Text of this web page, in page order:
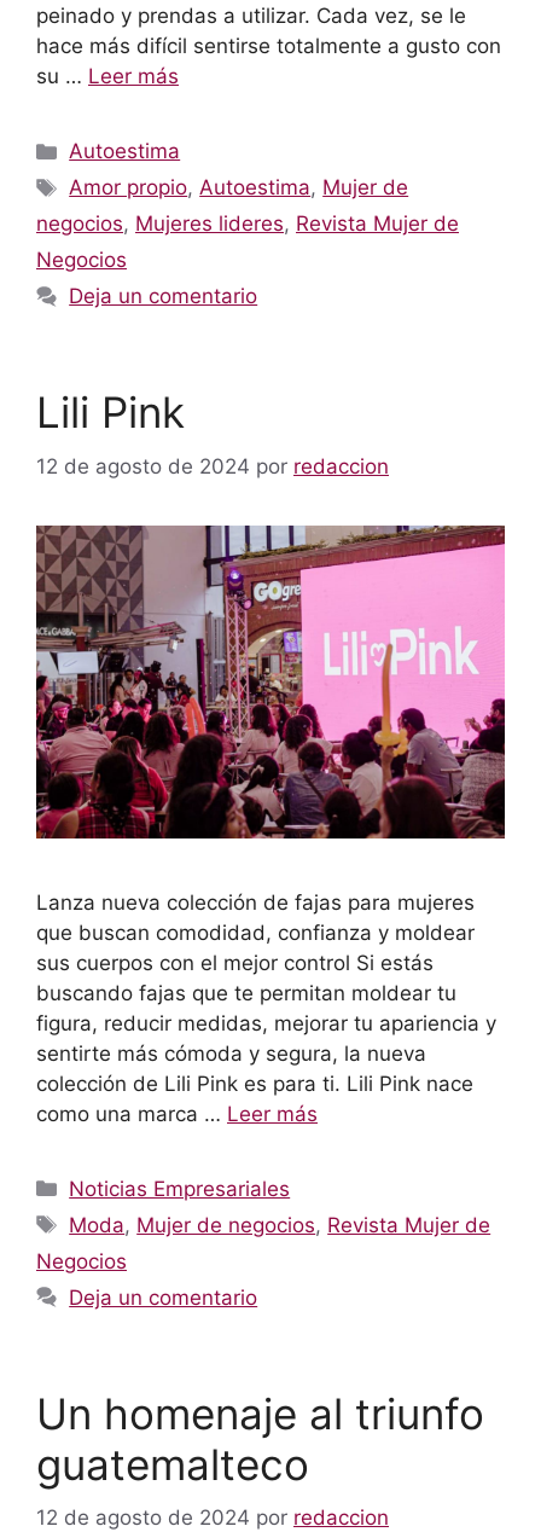
peinado y prendas a utilizar. Cada vez, se le
hace más difícil sentirse totalmente a gusto con
su … Leer más
Categorías
Autoestima
Etiquetas
Amor propio,Autoestima, Mujer de
negocios, Mujeres lideres, Revista Mujer de
Negocios
Deja un comentario
Lili Pink
12 de agosto de 2024 por redaccion
Lanza nueva colección de fajas para mujeres
que buscan comodidad, confianza y moldear
sus cuerpos con el mejor control Si estás
buscando fajas que te permitan moldear tu
figura, reducir medidas, mejorar tu apariencia y
sentirte más cómoda y segura, la nueva
colección de Lili Pink es para ti. Lili Pink nace
como una marca … Leer más
Categorías
Noticias Empresariales
Etiquetas
Moda, Mujer de negocios, Revista Mujer de
Negocios
Deja un comentario
Un homenaje al triunfo
guatemalteco
12 de agosto de 2024 por redaccion